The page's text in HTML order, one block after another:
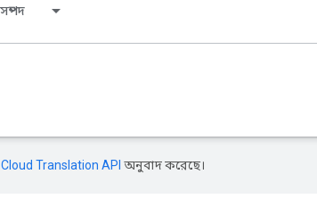
সম্পদ
Cloud Translation API অনুবাদ করেছে।